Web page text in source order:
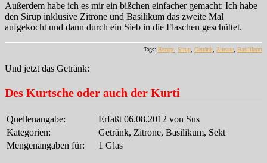
Außerdem habe ich es mir ein bißchen einfacher gemacht: Ich habe
den Sirup inklusive Zitrone und Basilikum das zweite Mal
aufgekocht und dann durch ein Sieb in die Flaschen geschüttet.
Tags: Rezept, Sirup, Getränk, Zitrone, Basilikum
Und jetzt das Getränk:
Des Kurtsche oder auch der Kurti
Quellenangabe:
Erfaßt 06.08.2012 von Sus
Kategorien:
Getränk, Zitrone, Basilikum, Sekt
Mengenangaben für:
1 Glas